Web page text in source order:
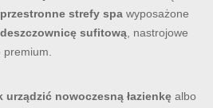
przestronne strefy spawyposażone
deszczownicę sufitową, nastrojowe
premium.
urządzić nowoczesną łazienkęalbo